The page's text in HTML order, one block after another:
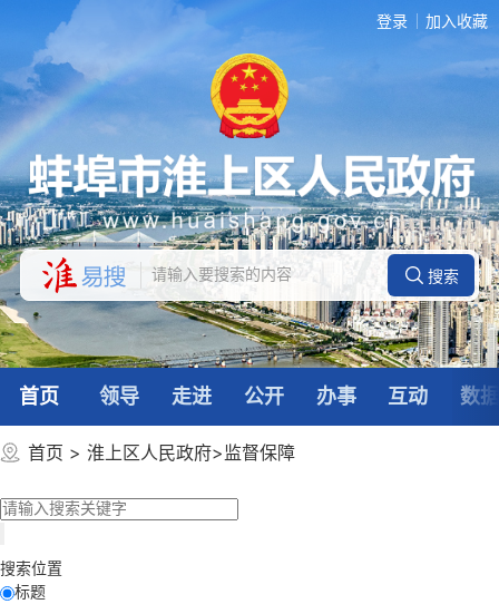
登录 加入收藏
首页 领导 走进 公开 办事 互动 数
首页 > 淮上区人民政府> 监督保障
搜索位置
标题